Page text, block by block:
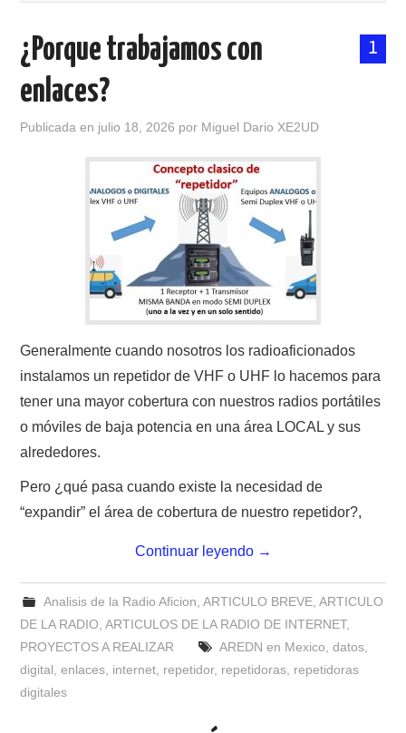
BANDA CIVIL
HISTORIA DE LA RADIO
LA PULGA MERCANTE
LITERATURA DE LA RADIO
MIEMBROS ORIGINALES
MODOS DIGITALES
NUESTRAS ACTIVIDADES !
PLAN DE BANDAS DE
RADIOAFICIONADOS EN MEXICO
PROMOCIÓN DE LA RADIO AFICIÓN
1
¿Porque trabajamos con
enlaces?
Publicada en julio 18, 2026 por Miguel Dario XE2UD
Generalmente cuando nosotros los radioaficionados
instalamos un repetidor de VHF o UHF lo hacemos para
tener una mayor cobertura con nuestros radios portátiles
o móviles de baja potencia en una área LOCAL y sus
alrededores.
Pero ¿qué pasa cuando existe la necesidad de
“expandir” el área de cobertura de nuestro repetidor?,
Continuar leyendo →
Analisis de la Radio Aficion, ARTICULO BREVE, ARTICULO
DE LA RADIO,ARTICULOS DE LA RADIO DE INTERNET,
PROYECTOS A REALIZAR
AREDN en Mexico, datos,
digital,enlaces, internet, repetidor, repetidoras, repetidoras
digitales